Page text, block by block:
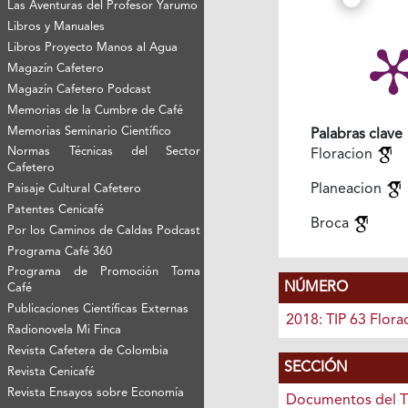
Las Aventuras del Profesor Yarumo
Libros y Manuales
Libros Proyecto Manos al Agua
Magazín Cafetero
Magazín Cafetero Podcast
Memorias de la Cumbre de Café
Memorias Seminario Científico
Normas Técnicas del Sector
Cafetero
Paisaje Cultural Cafetero
Patentes Cenicafé
Por los Caminos de Caldas Podcast
Programa Café 360
Programa de Promoción Toma
Café
Publicaciones Científicas Externas
Radionovela Mi Finca
Revista Cafetera de Colombia
Revista Cenicafé
Revista Ensayos sobre Economía
Palabras clave
Floracion
Planeacion
Broca
NÚMERO
2018: TIP 63
SECCIÓN
Documentos del